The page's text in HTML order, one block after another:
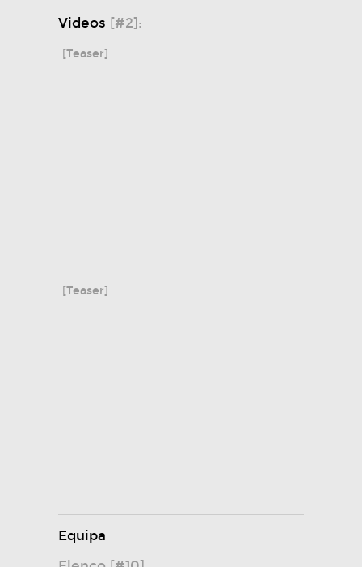
Videos [#2]:
[Teaser]
[Teaser]
Equipa